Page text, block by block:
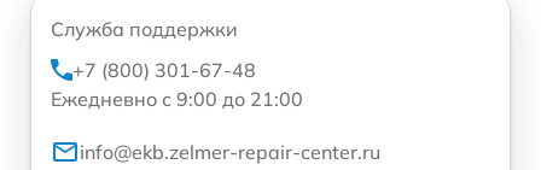
Служба поддержки
+7 (800) 301-67-48
Ежедневно с 9:00 до 21:00
info@ekb.zelmer-repair-center.ru